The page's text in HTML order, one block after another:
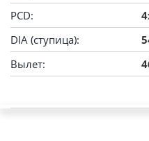
PCD:
DIA (ступица):
Вылет: